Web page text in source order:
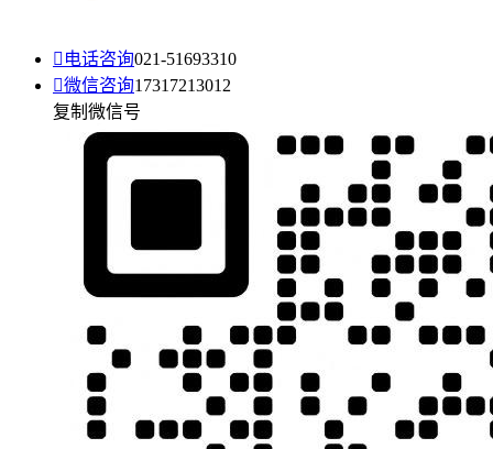
 电话咨询021-51693310
微信咨询17317213012
复制微信号